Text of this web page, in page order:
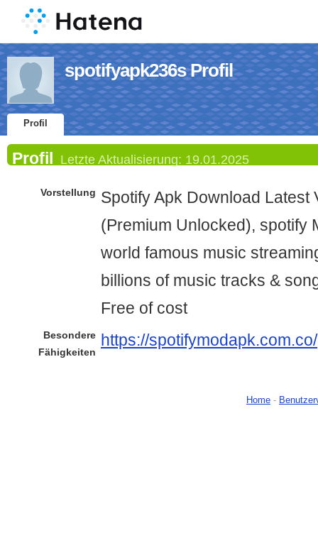
spotifyapk236s Profil
Profil
Profil Letzte Aktualisierung: 19.01.2025
Vorstellung Spotify Apk Download Latest
(Premium Unlocked), spotify
world famous music
billions of music tracks &
Free of cost
Besondere
Fähigkeiten
https://spotifymodapk.com.co/
Home -